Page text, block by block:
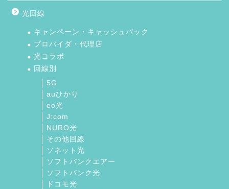
光回線
キャンペーン・キャッシュバック
プロバイダ・代理店
光コラボ
回線別
5G
auひかり
eo光
J:com
NURO光
その他回線
ソネット光
ソフトバンクエアー
ソフトバンク光
ドコモ光